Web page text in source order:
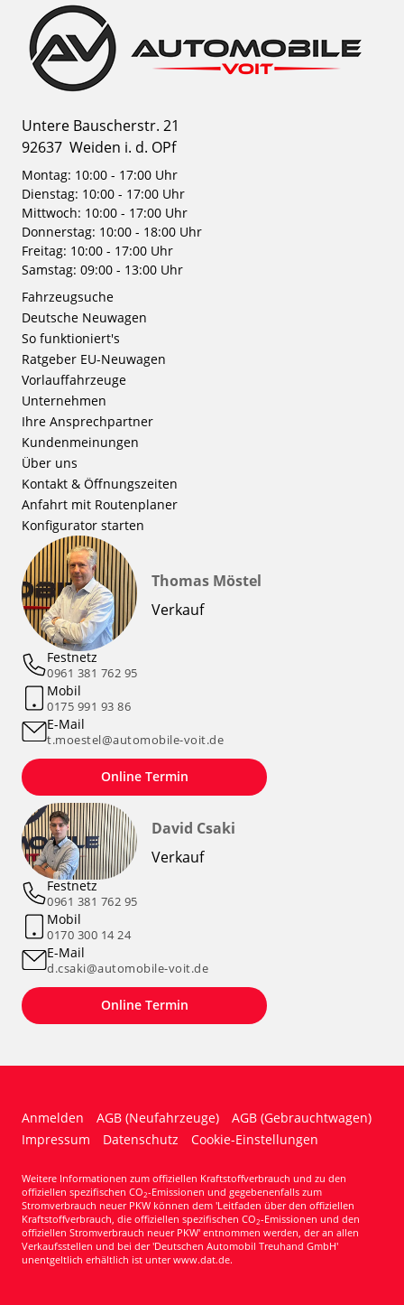
Untere Bauscherstr. 21
92637 Weiden i. d. OPf
Montag: 10:00 - 17:00 Uhr
Dienstag: 10:00 - 17:00 Uhr
Mittwoch: 10:00 - 17:00 Uhr
Donnerstag: 10:00 - 18:00 Uhr
Freitag: 10:00 - 17:00 Uhr
Samstag: 09:00 - 13:00 Uhr
Fahrzeugsuche
Deutsche Neuwagen
So funktioniert's
Ratgeber EU-Neuwagen
Vorlauffahrzeuge
Unternehmen
Ihre Ansprechpartner
Kundenmeinungen
Über uns
Kontakt & Öffnungszeiten
Anfahrt mit Routenplaner
Konfigurator starten
Thomas Möstel
Verkauf
Festnetz
0961 381 762 95
Mobil
0175 991 93 86
E-Mail
t.moestel@automobile-voit.de
Online Termin
David Csaki
Verkauf
Festnetz
0961 381 762 95
Mobil
0170 300 14 24
E-Mail
d.csaki@automobile-voit.de
Online Termin
Anmelden AGB (Neufahrzeuge)
AGB (Gebrauchtwagen)
Impressum
Datenschutz Cookie-Einstellungen
Weitere Informationen zum offiziellen Kraftstoffverbrauch und zu den
offiziellen spezifischen CO2-Emissionen und gegebenenfalls zum
Stromverbrauch neuer PKW können dem 'Leitfaden über den offiziellen
Kraftstoffverbrauch, die offiziellen spezifischen CO2-Emissionen und den
offiziellen Stromverbrauch neuer PKW' entnommen werden, der an allen
Verkaufsstellen und bei der 'Deutschen Automobil Treuhand GmbH'
unentgeltlich erhältlich ist unter www.dat.de.